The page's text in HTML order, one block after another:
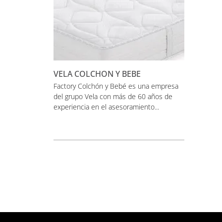
VELA COLCHON Y BEBE
Factory Colchón y Bebé es una empresa
del grupo Vela con más de 60 años de
experiencia en el asesoramiento...